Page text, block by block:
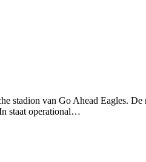
stadion van Go Ahead Eagles.
staat operational…